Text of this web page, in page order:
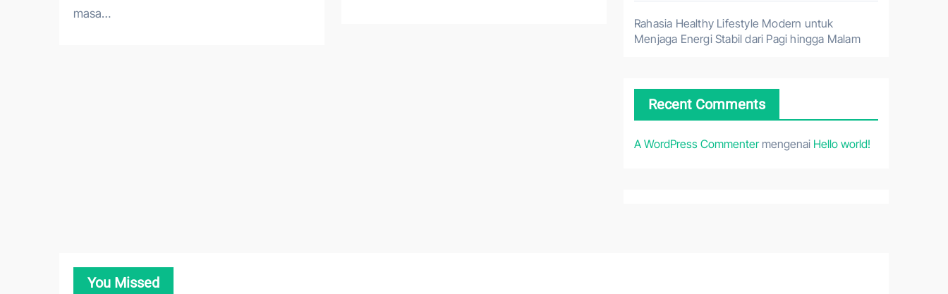
masa…
Rahasia Healthy Lifestyle Modern untuk
Menjaga Energi Stabil dari Pagi hingga Malam
Recent Comments
A WordPress Commentermengenai Hello world!
You Missed